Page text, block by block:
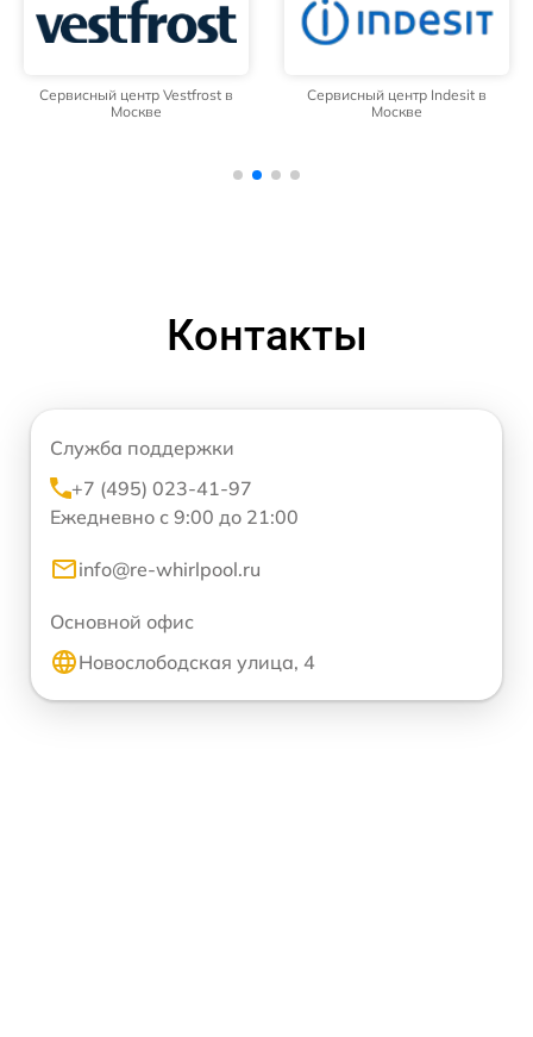
Сервисный центр Vestfrost в
Москве
Сервисный центр Indesit в
Москве
Контакты
Служба поддержки
+7 (495) 023-41-97
Ежедневно с 9:00 до 21:00
info@re-whirlpool.ru
Основной офис
Новослободская улица, 4